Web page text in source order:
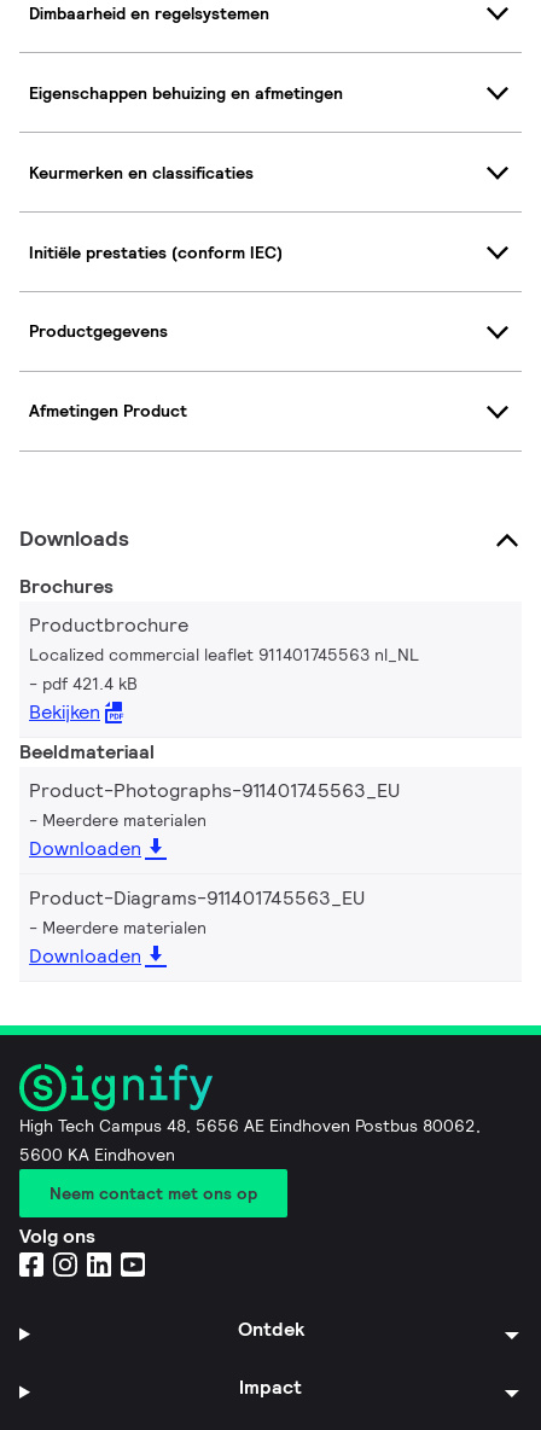
Dimbaarheid en regelsystemen
Eigenschappen behuizing en afmetingen
Keurmerken en classificaties
Initiële prestaties (conform IEC)
Productgegevens
Afmetingen Product
Downloads
Brochures
Productbrochure
Localized commercial leaflet 911401745563 nl_NL
pdf 421.4 kB
Bekijken
Beeldmateriaal
Product-Photographs-911401745563_EU
Meerdere materialen
Downloaden
Product-Diagrams-911401745563_EU
Meerdere materialen
Downloaden
High Tech Campus 48, 5656 AE Eindhoven Postbus 80062,
5600 KA Eindhoven
Neem contact met ons op
Volg ons
Ontdek
Impact